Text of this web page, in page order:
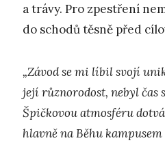
a trávy. Pro zpestření
do schodů těsně před
„Závod se mi líbil svojí
její různorodost, nebyl čas
Špičkovou atmosféru
hlavně na Běhu